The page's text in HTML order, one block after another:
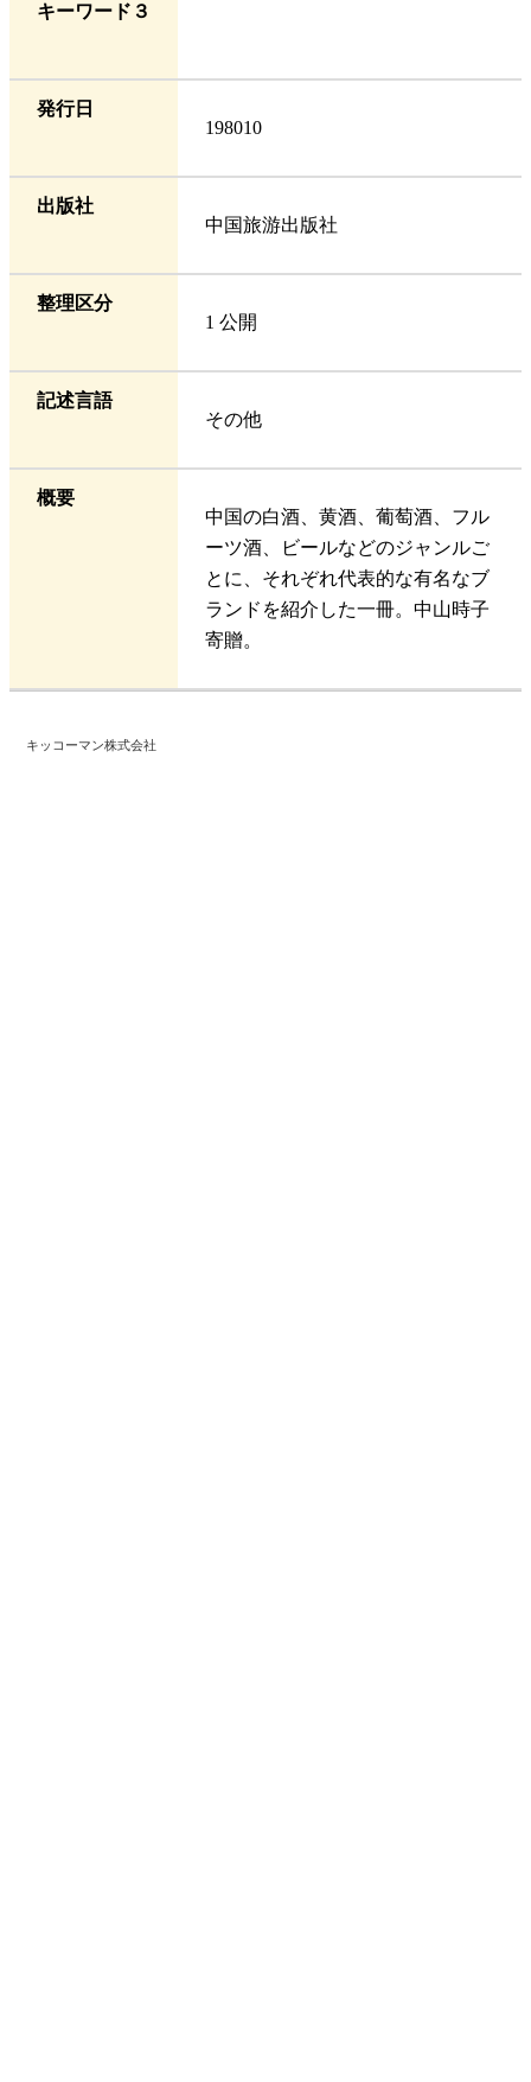
キーワード３
発行日
198010
出版社
中国旅游出版社
整理区分
1 公開
記述言語
その他
概要
中国の白酒、黄酒、葡萄酒、フル
ーツ酒、ビールなどのジャンルご
とに、それぞれ代表的な有名なブ
ランドを紹介した一冊。中山時子
寄贈。
キッコーマン株式会社